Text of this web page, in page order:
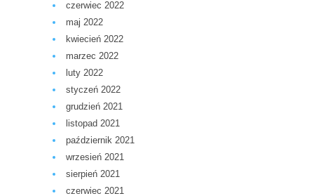
czerwiec 2022
maj 2022
kwiecień 2022
marzec 2022
luty 2022
styczeń 2022
grudzień 2021
listopad 2021
październik 2021
wrzesień 2021
sierpień 2021
czerwiec 2021